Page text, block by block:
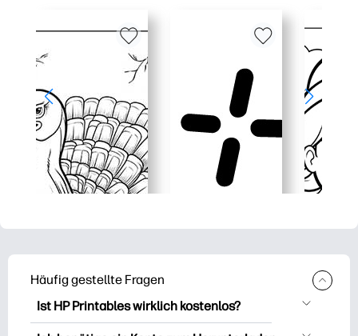
Häufig gestellte Fragen
Ist HP Printables wirklich kostenlos?
HP Printables bietet über 2.500